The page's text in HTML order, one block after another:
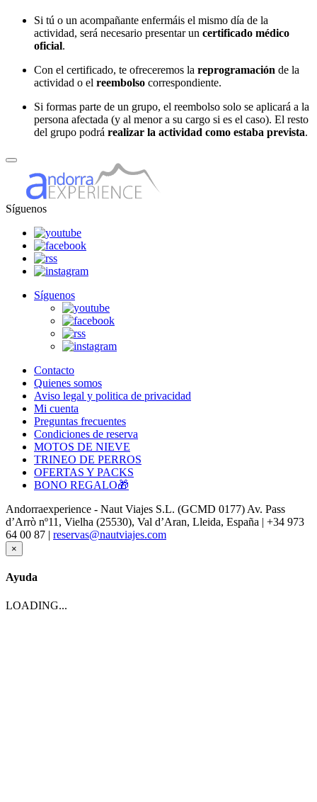
Si tú o un acompañante enfermáis el mismo día de la
actividad, será necesario presentar un certificado médico
oficial.
Con el certificado, te ofreceremos la reprogramación de la
actividad o el reembolso correspondiente.
Si formas parte de un grupo, el reembolso solo se aplicará a la
persona afectada (y al menor a su cargo si es el caso). El resto
del grupo podrá realizar la actividad como estaba prevista.
Síguenos
Síguenos
Contacto
Quienes somos
Aviso legal y politica de privacidad
Mi cuenta
Preguntas frecuentes
Condiciones de reserva
MOTOS DE NIEVE
TRINEO DE PERROS
OFERTAS Y PACKS
BONO REGALO🎁
Andorraexperience - Naut Viajes S.L. (GCMD 0177) Av. Pass
d’Arrò nº11, Vielha (25530), Val d’Aran, Lleida, España | +34 973
64 00 87 | reservas@nautviajes.com
×
Ayuda
LOADING...